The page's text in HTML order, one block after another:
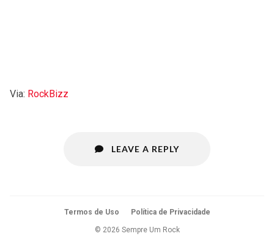
Via: RockBizz
LEAVE A REPLY
Termos de Uso Política de Privacidade
© 2026 Sempre Um Rock